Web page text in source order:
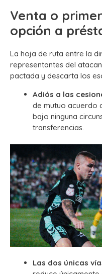
Venta o
opción a
La hoja de ruta entre la
representantes del
pactada y descarta los
Adiós a las
de mutuo acuerdo
bajo ninguna
transferencias.
Las dos únicas